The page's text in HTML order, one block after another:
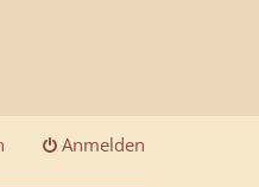
Anmelden